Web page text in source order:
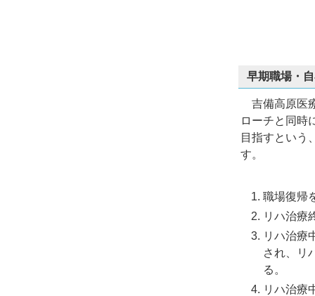
早期職場・
吉備高原医
ローチと同時
目指すという
す。
職場復帰
リハ治療
リハ治療
され、リ
る。
リハ治療